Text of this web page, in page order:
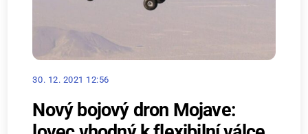
30. 12. 2021 12:56
Nový bojový dron Mojave: